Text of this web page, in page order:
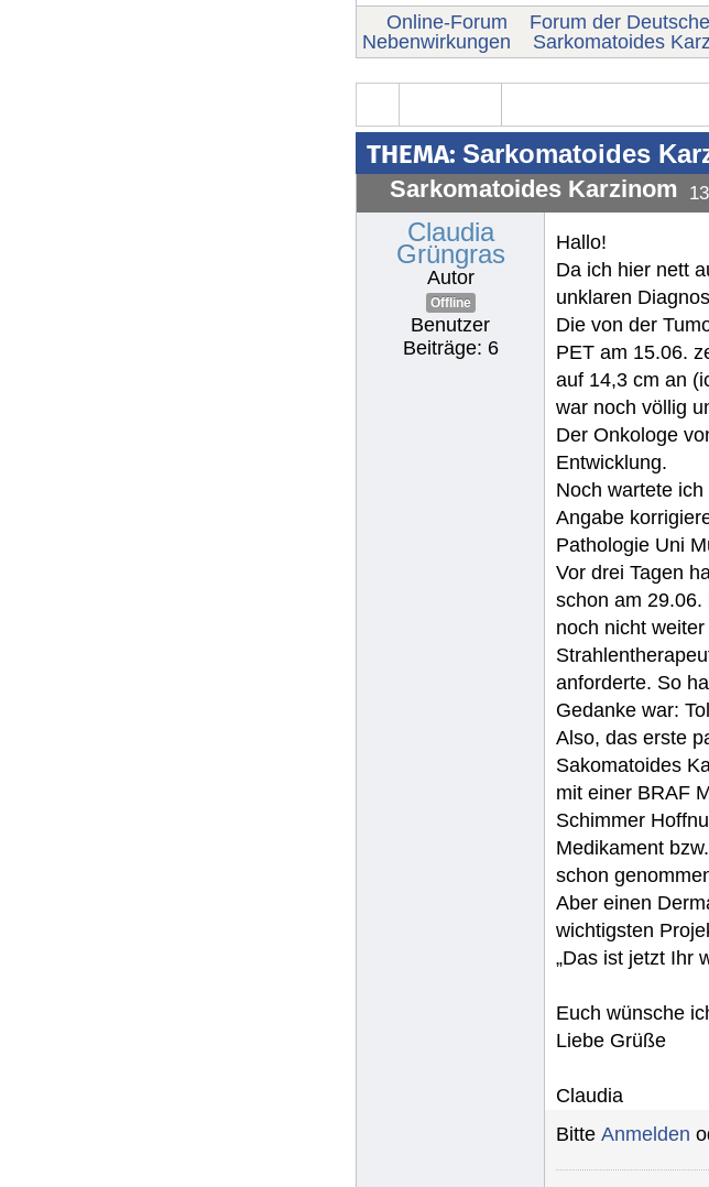
Online-Forum Forum der
Nebenwirkungen
Sarkomatoides
THEMA: Sarkomatoides
Sarkomatoides Karzinom
Claudia
Grüngras
Autor
Offline
Benutzer
Beiträge: 6
Hallo!
Da ich hier nett
unklaren
Die von der
PET am 15.06.
auf 14,3 cm an
war noch völlig
Der Onkologe
Entwicklung.
Noch wartete
Angabe
Pathologie Uni
Vor drei Tagen
schon am
noch nicht
anforderte. So
Gedanke war:
Also, das erste
Sakomatoides
mit einer BRAF
Schimmer
Medikament
schon
Aber einen
wichtigsten
„Das ist jetzt Ihr
Euch wünsche
Liebe Grüße
Claudia
Bitte Anmelden